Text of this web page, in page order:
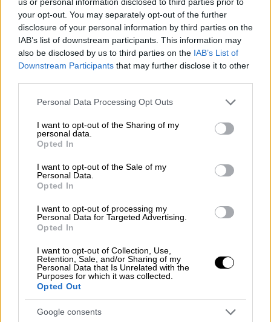
your opt-out. You may separately opt-out of the further
disclosure of your personal information by third parties on the
IAB’s list of downstream participants. This information may
also be disclosed by us to third parties on the IAB’s List of
Downstream Participants that may further disclose it to other
Please note that this website/app uses one or more Google
not limited to your visit or usage behaviour. You may click to
grant or deny consent to Google and its third-party tags to
use your data for below specified purposes in below Google
consent section.
Personal Data Processing Opt Outs
I want to opt-out of the Sharing of my
personal data.
Opted In
I want to opt-out of the Sale of my
Personal Data.
Opted In
I want to opt-out of processing my
Personal Data for Targeted Advertising.
Opted In
I want to opt-out of Collection, Use,
Retention, Sale, and/or Sharing of my
Personal Data that Is Unrelated with the
Purposes for which it was collected.
Opted Out
Google consents
αλλαγές. Αυτό δεν είναι σωστό, πρέπει να το
αλλάξουμε, αλλά για να είμαι ειλικρινής, δεν
βλέπω πραγματική ευκαιρία για να το
κάνουμε».
Αγανακτισμένος Τούχελ
Την αγανάκτησή του εκδήλωσε και ο
τεχνικός της πρωταθλήτριας Ευρώπης
Τσέλσι. ΟΤόμας
αλλαγών δημιουργήθηκε εξαιτίας του
κορονοϊού. Όλη η υπόλοιπη Ευρώπη έχει
πέντε αλλαγές, όλη η υπόλοιπη Ευρώπη έχει
διάλειμμα τον χειμώνα, ενώ εμείς παίζουμε
συνέχεια. Αυτό είναι λοιπόν το αποτέλεσμα,
μας υποχρεώνουν να παίζουμε συνέχεια
ακόμη κι αν έχουμε κρούσματα κορονοϊού,
πράγμα που επιφέρει τραυματισμούς».
Part One: Thomas Tuchel is not